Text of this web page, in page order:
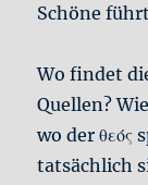
Schöne
Wo findet
Quellen?
wo der
tatsächlich